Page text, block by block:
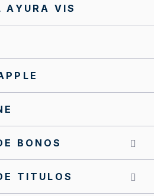
SC0129 FFIE 2025
SC0120 FFIE 2025
SC0074 FFIE 2023
FFIE No. 084 DE 2023
AYURA VIS
BONOS
TITULOS